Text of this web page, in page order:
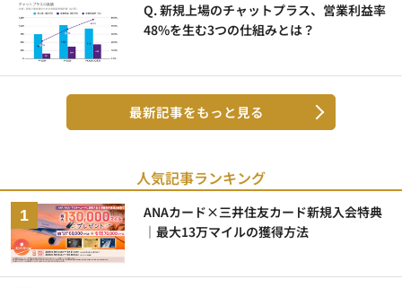
Q. 新規上場のチャットプラス、営業利益率
48%を生む3つの仕組みとは？
最新記事をもっと見る
人気記事ランキング
ANAカード×三井住友カード新規入会特典
｜最大13万マイルの獲得方法